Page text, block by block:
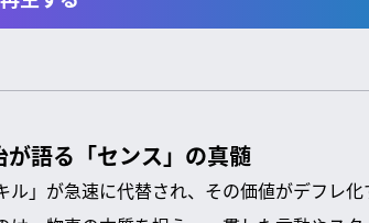
語る「センス」の真髄
」が急速に代替され、その価値がデフレ化